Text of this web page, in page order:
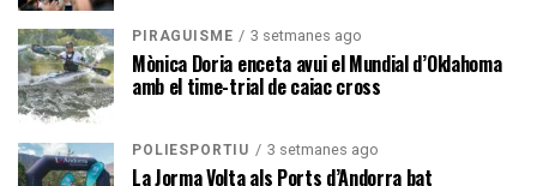
PIRAGÜISME 3 setmanes ago
Mònica Doria enceta avui el Mundial d’Oklahoma
amb el time-trial de caiac cross
POLIESPORTIU 3 setmanes ago
La Jorma Volta als Ports d’Andorra bat